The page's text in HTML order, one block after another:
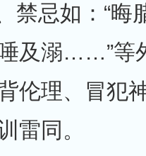
禁忌如：“晦
及溺……”等
伦理、冒犯
雷同。